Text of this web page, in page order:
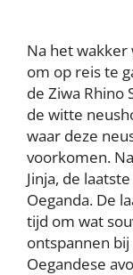
Na het
om op reis te
de Ziwa Rhino
de witte
waar deze
voorkomen.
Jinja, de
Oeganda. De
tijd om wat
ontspannen
Oegandese